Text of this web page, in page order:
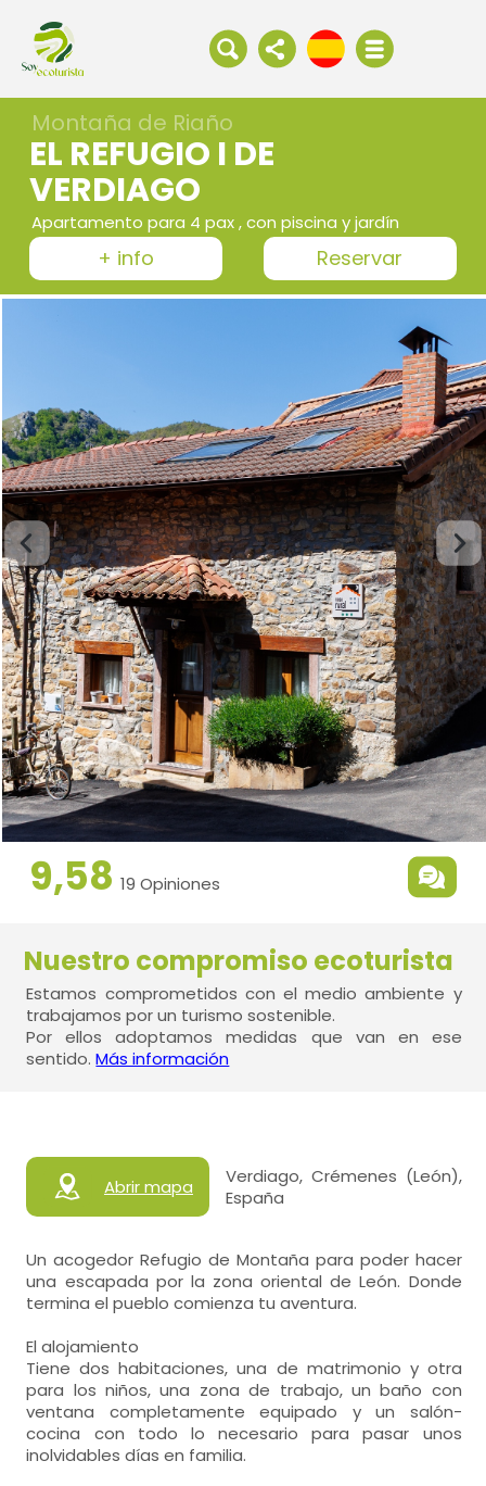
Montaña de Riaño
EL REFUGIO I DE
VERDIAGO
Apartamento para 4 pax , con piscina y jardín
+ info Reservar
9,58 19 Opiniones
Nuestro compromiso ecoturista
Estamos comprometidos con el medio ambiente y
trabajamos por un turismo sostenible.
Por ellos adoptamos medidas que van en ese
sentido.Más información
Abrir mapa
Verdiago, Crémenes (León),
España
Un acogedor Refugio de Montaña para poder hacer
una escapada por la zona oriental de León. Donde
termina el pueblo comienza tu aventura.
El alojamiento
Tiene dos habitaciones, una de matrimonio y otra
para los niños, una zona de trabajo, un baño con
ventana completamente equipado y un salón-
cocina con todo lo necesario para pasar unos
inolvidables días en familia.